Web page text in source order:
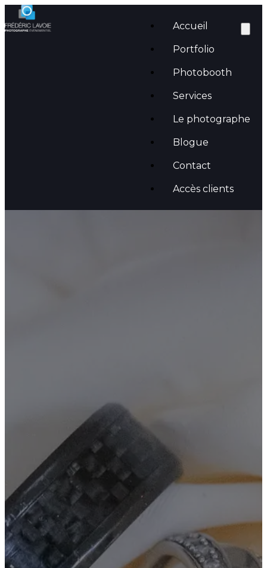
Accueil
Portfolio
Photobooth
Services
Le photographe
Blogue
Contact
Accès clients
Foire aux